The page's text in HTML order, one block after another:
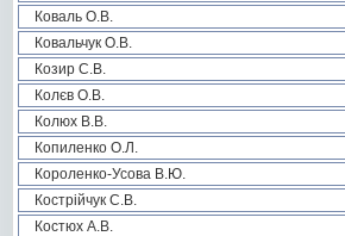
Коваль О.В.
Ковальчук О.В.
Козир С.В.
Колєв О.В.
Колюх В.В.
Копиленко О.Л.
Короленко-Усова В.Ю.
Кострійчук С.В.
Костюх А.В.